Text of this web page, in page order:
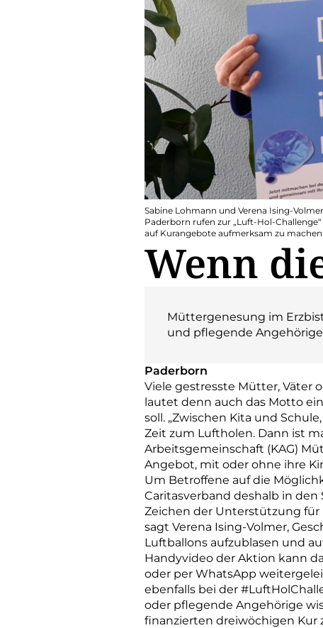
Sabine Lohmann und Verena Ising-
Paderborn rufen zur „Luft-Hol-
auf Kurangebote aufmerksam zu machen.
Wenn
Müttergenesung im
und pflegende
Paderborn
Viele gestresste Mütter, Väter
lautet denn auch das Motto
soll. „Zwischen Kita und
Zeit zum Luftholen. Dann ist
Arbeitsgemeinschaft (KAG)
Angebot, mit oder ohne ihre
Um Betroffene auf die
Caritasverband deshalb in den
Zeichen der Unterstützung für
sagt Verena Ising-Volmer,
Luftballons aufzublasen und
Handyvideo der Aktion kann
oder per WhatsApp
ebenfalls bei der
oder pflegende Angehörige
finanzierten dreiwöchigen Kur